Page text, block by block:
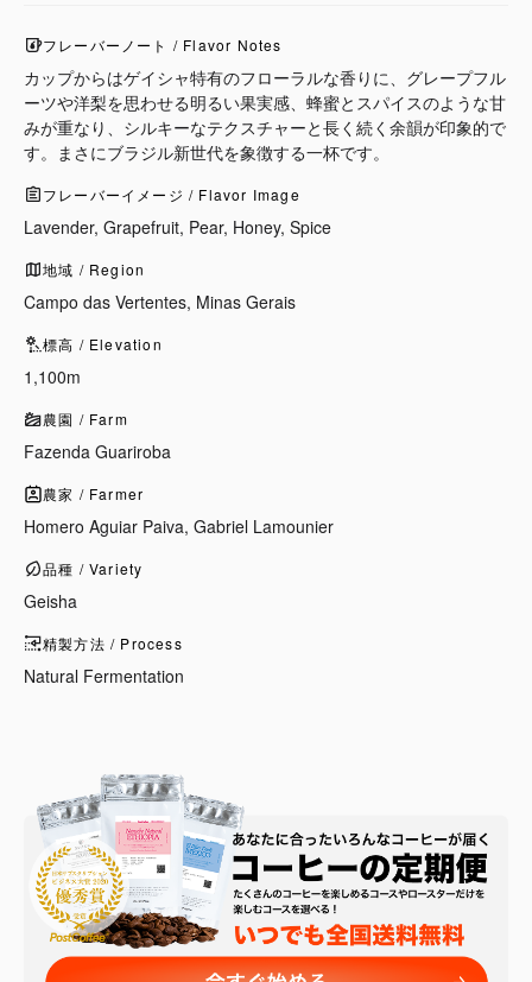
フレーバーノート / Flavor Notes
カップからはゲイシャ特有のフローラルな香りに、グレープフル
ーツや洋梨を思わせる明るい果実感、蜂蜜とスパイスのような甘
みが重なり、シルキーなテクスチャーと長く続く余韻が印象的で
す。まさにブラジル新世代を象徴する一杯です。
フレーバーイメージ / Flavor Image
Lavender, Grapefruit, Pear, Honey, Spice
地域 / Region
Campo das Vertentes, Minas Gerais
標高 / Elevation
1,100m
農園 / Farm
Fazenda Guariroba
農家 / Farmer
Homero Aguiar Paiva, Gabriel Lamounier
品種 / Variety
Geisha
精製方法 / Process
Natural Fermentation